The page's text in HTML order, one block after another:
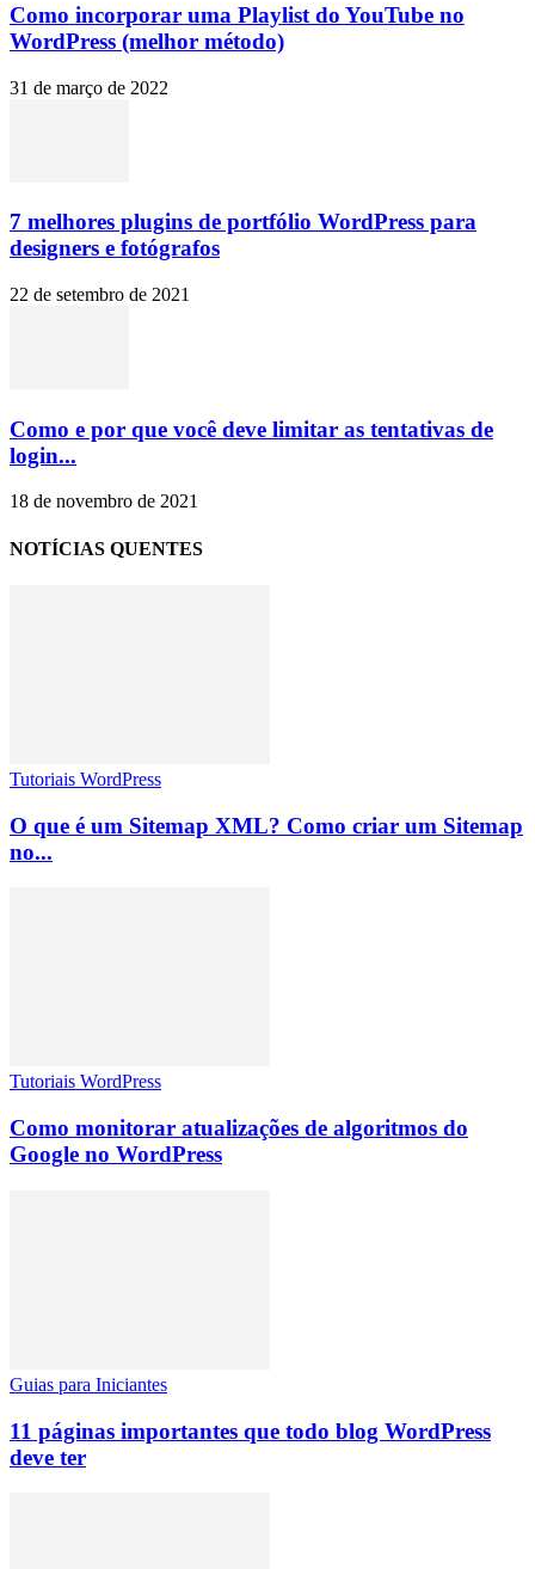
Como incorporar uma Playlist do YouTube no
WordPress (melhor método)
31 de março de 2022
7 melhores plugins de portfólio WordPress para
designers e fotógrafos
22 de setembro de 2021
Como e por que você deve limitar as tentativas de
login...
18 de novembro de 2021
NOTÍCIAS QUENTES
Tutoriais WordPress
O que é um Sitemap XML? Como criar um Sitemap
no...
Tutoriais WordPress
Como monitorar atualizações de algoritmos do
Google no WordPress
Guias para Iniciantes
11 páginas importantes que todo blog WordPress
deve ter